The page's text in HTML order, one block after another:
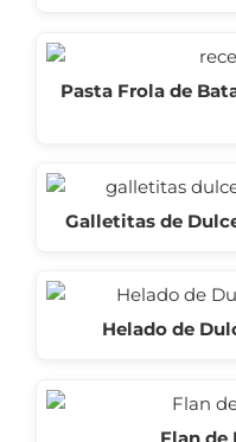
Pasta Frola de
Galletitas de
Helado de
Flan de